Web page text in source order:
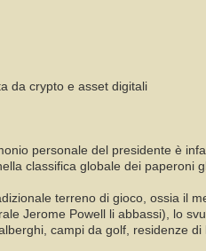
da crypto e asset digitali
personale del presidente è
classifica globale dei paperoni
terreno di gioco, ossia il
Jerome Powell li abbassi), lo
campi da golf, residenze